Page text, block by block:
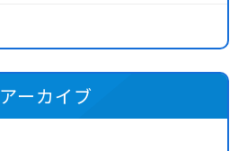
アーカイブ